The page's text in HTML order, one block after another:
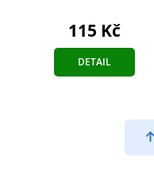
115 Kč
DETAIL